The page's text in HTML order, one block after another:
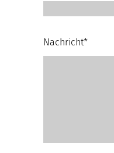
Nachricht*